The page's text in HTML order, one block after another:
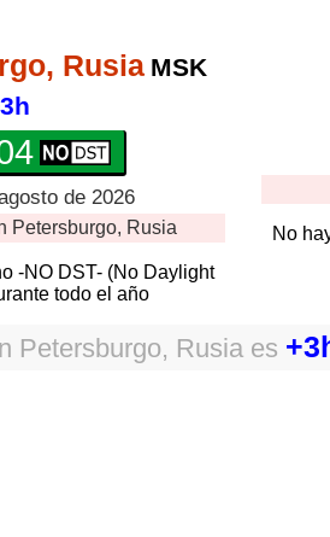
Rusia MSK
de 2026
Petersburgo, Rusia
-NO DST- (No Daylight
todo el año
No
Petersburgo, Rusiaes